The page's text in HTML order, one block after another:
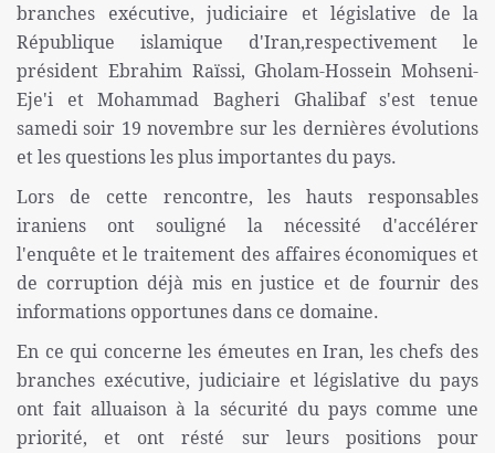
branches exécutive, judiciaire et législative de la
République islamique d'Iran,respectivement le
président Ebrahim Raïssi, Gholam-Hossein Mohseni-
Eje'i et Mohammad Bagheri Ghalibaf s'est tenue
samedi soir 19 novembre sur les dernières évolutions
et les questions les plus importantes du pays.
Lors de cette rencontre, les hauts responsables
iraniens ont souligné la nécessité d'accélérer
l'enquête et le traitement des affaires économiques et
de corruption déjà mis en justice et de fournir des
informations opportunes dans ce domaine.
En ce qui concerne les émeutes en Iran, les chefs des
branches exécutive, judiciaire et législative du pays
ont fait alluaison à la sécurité du pays comme une
priorité, et ont résté sur leurs positions pour